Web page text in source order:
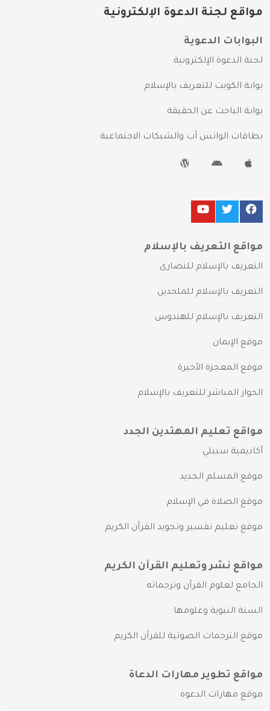
مواقع لجنة الدعوة الإلكترونية
البوابات الدعوية
لجنة الدعوة الإلكترونية
بوابة الكويت للتعريف بالإسلام
بوابة الباحث عن الحقيقة
بطاقات الواتس آب والشبكات الاجتماعية
مواقع التعريف بالإسلام
التعريف بالإسلام للنصارى
التعريف بالإسلام للملحدين
التعريف بالإسلام للهندوس
موقع الإيمان
موقع المعجزة الأخيرة
الحوار المباشر للتعريف بالإسلام
مواقع تعليم المهتدين الجدد
أكاديمية سبيلي
موقع المسلم الجديد
موقع الصلاة في الإسلام
موقع تعليم تفسير وتجويد القرآن الكريم
مواقع نشر وتعليم القرآن الكريم
الجامع لعلوم القرآن وترجماته
السنة النبوية وعلومها
موقع الترجمات الصوتية للقرآن الكريم
مواقع تطوير مهارات الدعاة
موقع مهارات الدعوة